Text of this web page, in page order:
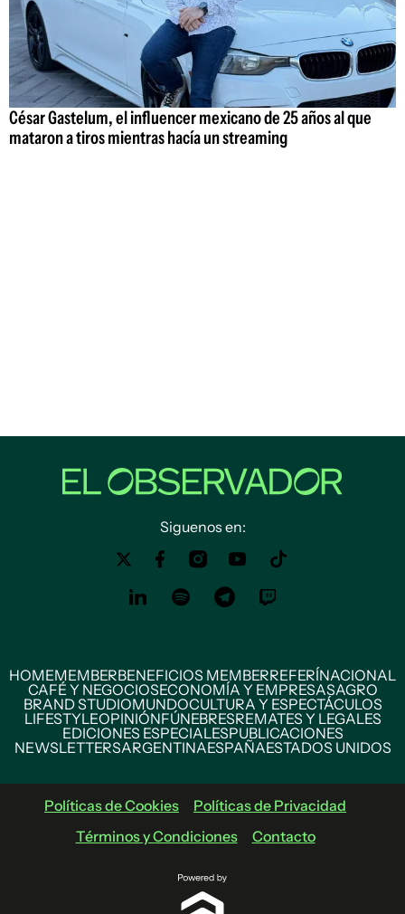
César Gastelum, el influencer mexicano de 25 años al que
mataron a tiros mientras hacía un streaming
Siguenos en:
HOMEMEMBERBENEFICIOS MEMBERREFERÍNACIONAL
CAFÉ Y NEGOCIOSECONOMÍA Y EMPRESASAGRO
BRAND STUDIOMUNDOCULTURA Y ESPECTÁCULOS
LIFESTYLEOPINIÓNFÚNEBRESREMATES Y LEGALES
EDICIONES ESPECIALESPUBLICACIONES
NEWSLETTERSARGENTINAESPAÑAESTADOS UNIDOS
Políticas de Cookies
Políticas de Privacidad
Términos y Condiciones
Contacto